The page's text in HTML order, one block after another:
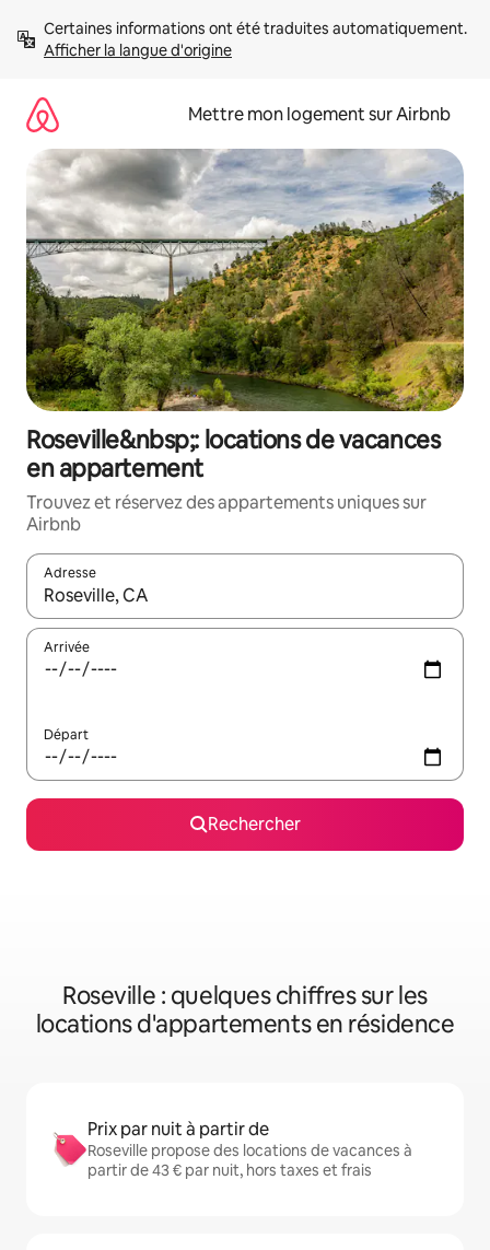
directement
Afficher la langue d'origine
Mettre mon logement sur Airbnb
Roseville&nbsp;: locations de vacances
en appartement
Trouvez et réservez des appartements uniques sur
Airbnb
Adresse
Lorsque les résultats s'affichent, utilisez les flèches vers le
Arrivée
Départ
Rechercher
Roseville : quelques chiffres sur les
locations d'appartements en résidence
Prix par nuit à partir de
Roseville propose des locations de vacances à
partir de 43 € par nuit, hors taxes et frais